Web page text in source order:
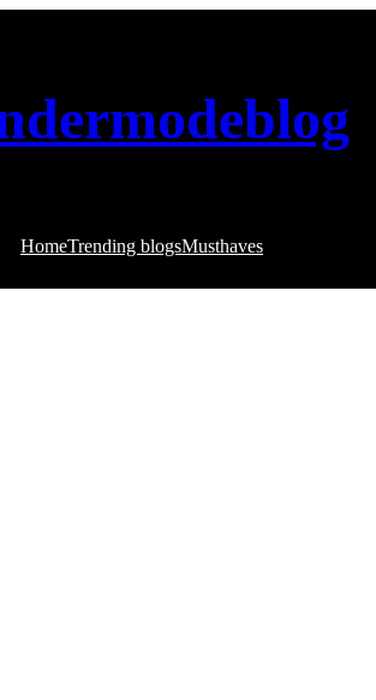
HomeTrending blogsMusthaves